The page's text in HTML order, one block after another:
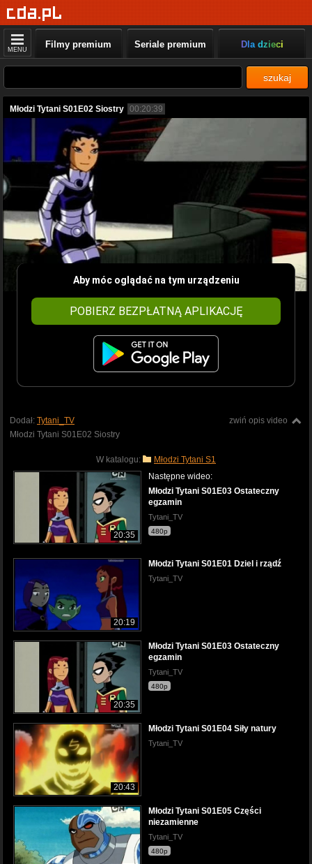
MENU Filmy premium Seriale premium Dla dzieci
szukaj
Młodzi Tytani S01E02 Siostry 00:20:39
Aby móc oglądać na tym urządzeniu
POBIERZ BEZPŁATNĄ APLIKACJĘ
zwiń opis video
Dodał: Tytani_TV
Młodzi Tytani S01E02 Siostry
W katalogu: Młodzi Tytani S1
20:35
Następne wideo:
Młodzi Tytani S01E03 Ostateczny
egzamin
Tytani_TV
480p
20:19
Młodzi Tytani S01E01 Dziel i rządź
Tytani_TV
20:35
Młodzi Tytani S01E03 Ostateczny
egzamin
Tytani_TV
480p
20:43
Młodzi Tytani S01E04 Siły natury
Tytani_TV
Młodzi Tytani S01E05 Części
niezamienne
Tytani_TV
480p